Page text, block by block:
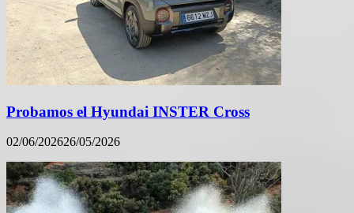
Probamos el Hyundai INSTER Cross
02/06/202626/05/2026